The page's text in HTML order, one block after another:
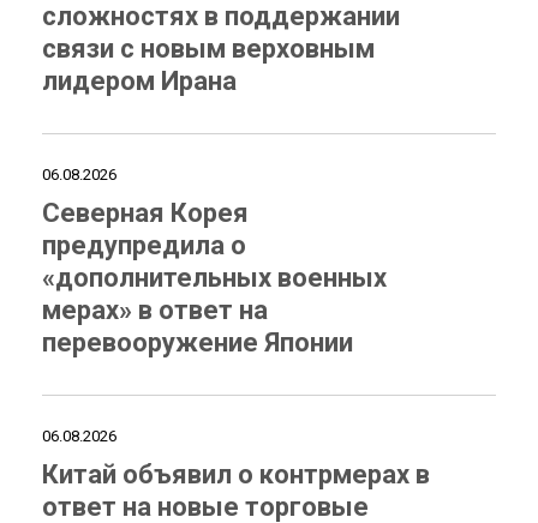
сложностях в поддержании
связи с новым верховным
лидером Ирана
06.08.2026
Северная Корея
предупредила о
«дополнительных военных
мерах» в ответ на
перевооружение Японии
06.08.2026
Китай объявил о контрмерах в
ответ на новые торговые